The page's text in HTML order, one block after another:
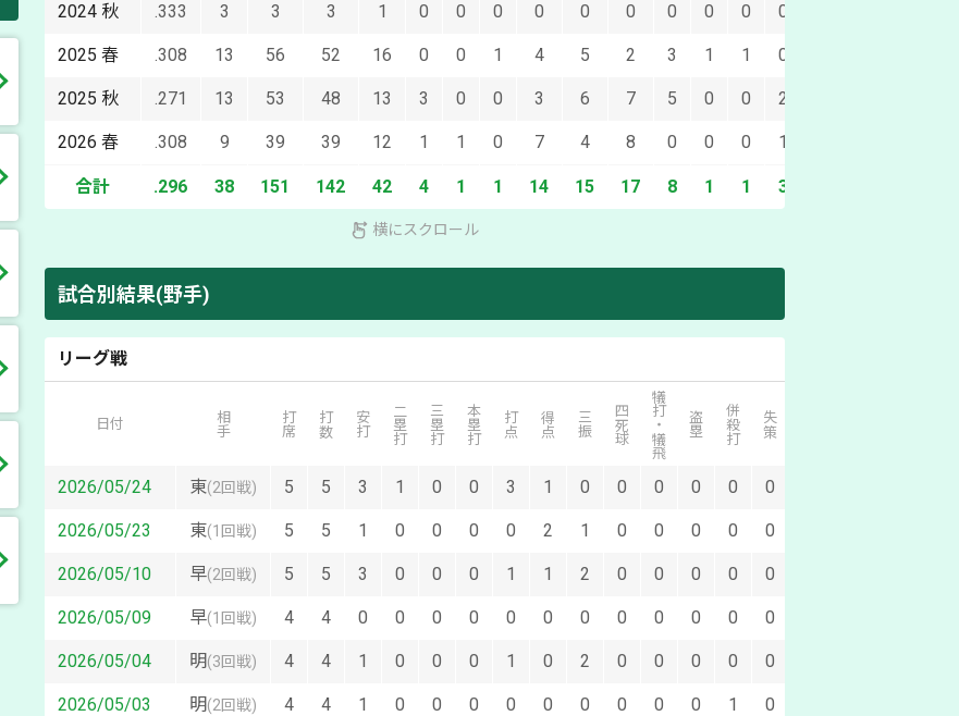
2024 秋 .333 3 3 3 1 0 0 0 0 0 0 0 0 0 0
2025 春 .308 13 56 52 16 0 0 1 4 5 2 3 1 1 0
2025 秋 .271 13 53 48 13 3 0 0 3 6 7 5 0 0 2
2026 春 .308 9 39 39 12 1 1 0 7 4 8 0 0 0 1
合計 .296 38 151 142 42 4 1 1 14 15 17 8 1 1 3
横にスクロール
試合別結果(野手)
リーグ戦
日付 相手 打席 打数 安打 二塁打 三塁打 本塁打 打点 得点 三振 四死球 犠打・犠飛 盗塁 併殺打 失策
2026/05/24 東(2回戦) 5 5 3 1 0 0 3 1 0 0 0 0 0 0
2026/05/23 東(1回戦) 5 5 1 0 0 0 0 2 1 0 0 0 0 0
2026/05/10 早(2回戦) 5 5 3 0 0 0 1 1 2 0 0 0 0 0
2026/05/09 早(1回戦) 4 4 0 0 0 0 0 0 0 0 0 0 0 0
2026/05/04 明(3回戦) 4 4 1 0 0 0 1 0 2 0 0 0 0 0
2026/05/03 明(2回戦) 4 4 1 0 0 0 0 0 0 0 0 0 1 0